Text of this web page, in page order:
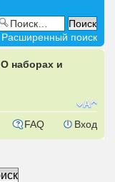
Расширенный поиск
О наборах и
FAQ Вход